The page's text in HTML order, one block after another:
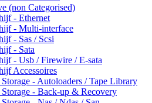
(non Categorised)
- Ethernet
- Multi-interface
- Sas / Scsi
- Sata
- Usb / Firewire / E-sata
Accessoires
- Autoloaders / Tape Library
- Back-up & Recovery